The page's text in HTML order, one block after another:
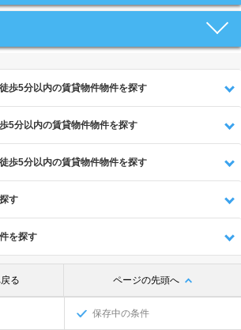
歩5分以内の賃貸物件物件を探す
5分以内の賃貸物件物件を探す
歩5分以内の賃貸物件物件を探す
す
を探す
る ページの先頭へ
保存中の条件